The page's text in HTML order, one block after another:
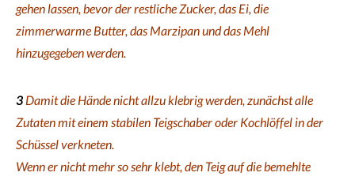
gehen lassen, bevor der restliche Zucker, das Ei,die
zimmerwarme Butter,das Marzipan und das Mehl
hinzugegeben werden.
3 Damit die Hände nicht allzu klebrig werden, zunächst alle
Zutaten mit einem stabilen Teigschaber oder Kochlöffel in der
Schüssel verkneten.
Wenn er nicht mehr so sehr klebt, den Teig auf die bemehlte